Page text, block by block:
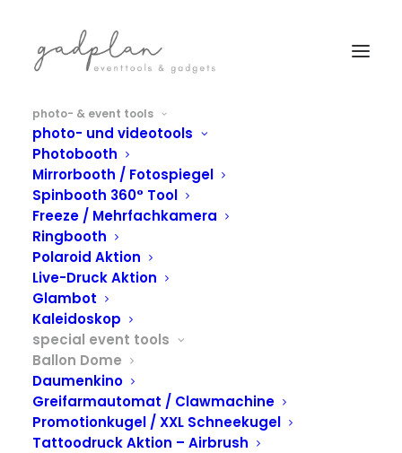
photo- & event tools
photo- und videotools
Photobooth
Mirrorbooth / Fotospiegel
Spinbooth 360° Tool
Freeze / Mehrfachkamera
Ringbooth
Polaroid Aktion
Live-Druck Aktion
Glambot
Kaleidoskop
special event tools
Ballon Dome
Daumenkino
Greifarmautomat / Clawmachine
Promotionkugel / XXL Schneekugel
Tattoodruck Aktion – Airbrush
BALLON DOME -
FLIEGENDE
LUFTBALLONS IN
TRANSPARENTER
KUGEL